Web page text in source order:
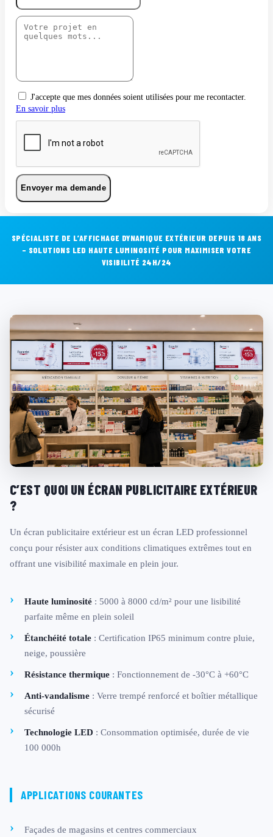
J'accepte que mes données soient utilisées pour me recontacter.
En savoir plus
Envoyer ma demande
SPÉCIALISTE DE L’AFFICHAGE DYNAMIQUE EXTÉRIEUR DEPUIS 18 ANS
– SOLUTIONS LED HAUTE LUMINOSITÉ POUR MAXIMISER VOTRE
VISIBILITÉ 24H/24
C’EST QUOI UN ÉCRAN PUBLICITAIRE EXTÉRIEUR
?
Un écran publicitaire extérieur est un écran LED professionnel
conçu pour résister aux conditions climatiques extrêmes tout en
offrant une visibilité maximale en plein jour.
Haute luminosité : 5000 à 8000 cd/m² pour une lisibilité
parfaite même en plein soleil
Étanchéité totale : Certification IP65 minimum contre pluie,
neige, poussière
Résistance thermique : Fonctionnement de -30°C à +60°C
Anti-vandalisme : Verre trempé renforcé et boîtier métallique
sécurisé
Technologie LED : Consommation optimisée, durée de vie
100 000h
APPLICATIONS COURANTES
Façades de magasins et centres commerciaux